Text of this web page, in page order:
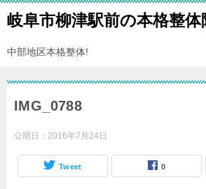
岐阜市柳津駅前の本格整体
中部地区本格整体!
IMG_0788
公開日： 2016年7月24日
Tweet 0